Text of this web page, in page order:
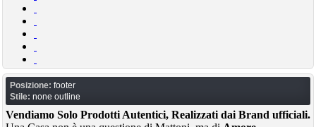
Posizione: footer
Stile: none outline
Vendiamo Solo Prodotti Autentici, Realizzati dai Brand ufficiali.